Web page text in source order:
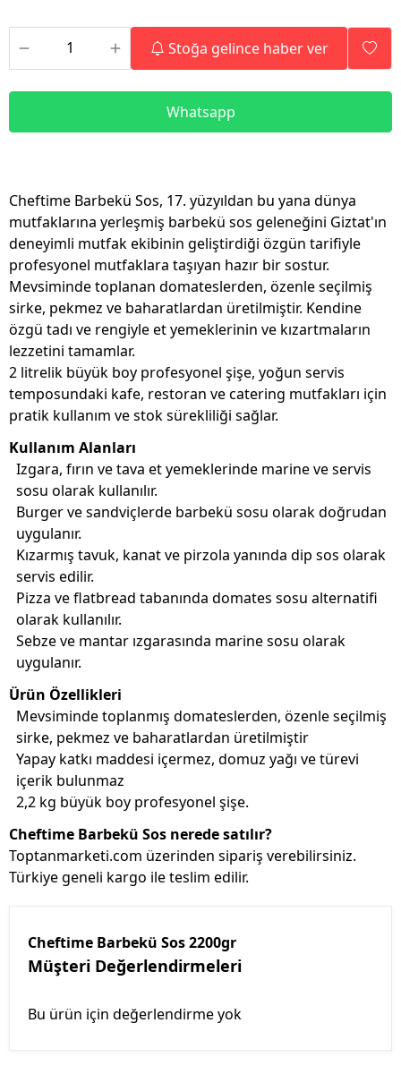
Stoğa gelince haber ver
Whatsapp
Cheftime Barbekü Sos, 17. yüzyıldan bu yana dünya
mutfaklarına yerleşmiş barbekü sos geleneğini Giztat'ın
deneyimli mutfak ekibinin geliştirdiği özgün tarifiyle
profesyonel mutfaklara taşıyan hazır bir sostur.
Mevsiminde toplanan domateslerden, özenle seçilmiş
sirke, pekmez ve baharatlardan üretilmiştir. Kendine
özgü tadı ve rengiyle et yemeklerinin ve kızartmaların
lezzetini tamamlar.
2 litrelik büyük boy profesyonel şişe, yoğun servis
temposundaki kafe, restoran ve catering mutfakları için
pratik kullanım ve stok sürekliliği sağlar.
Kullanım Alanları
Izgara, fırın ve tava et yemeklerinde marine ve servis
sosu olarak kullanılır.
Burger ve sandviçlerde barbekü sosu olarak doğrudan
uygulanır.
Kızarmış tavuk, kanat ve pirzola yanında dip sos olarak
servis edilir.
Pizza ve flatbread tabanında domates sosu alternatifi
olarak kullanılır.
Sebze ve mantar ızgarasında marine sosu olarak
uygulanır.
Ürün Özellikleri
Mevsiminde toplanmış domateslerden, özenle seçilmiş
sirke, pekmez ve baharatlardan üretilmiştir
Yapay katkı maddesi içermez, domuz yağı ve türevi
içerik bulunmaz
2,2 kg büyük boy profesyonel şişe.
Cheftime Barbekü Sos nerede satılır?
Toptanmarketi.com üzerinden sipariş verebilirsiniz.
Türkiye geneli kargo ile teslim edilir.
Cheftime Barbekü Sos 2200gr
Müşteri Değerlendirmeleri
Bu ürün için değerlendirme yok